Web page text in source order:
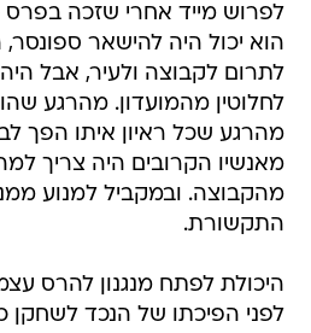
לפרוש מייד אחרי שזכה בפרס
הוא יכול היה להישאר
לתרום לקבוצה ולעיר, אבל
לחלוטין מהמועדון. מהרגע
מהרגע שכל ראיון איתו הפך
מאנשיו הקרובים היה צריך
מהקבוצה. ובמקביל למנוע
התקשורת.
היכולת לפתח מנגנון להרס
לפני הפיכתו של הנכד לשחקן